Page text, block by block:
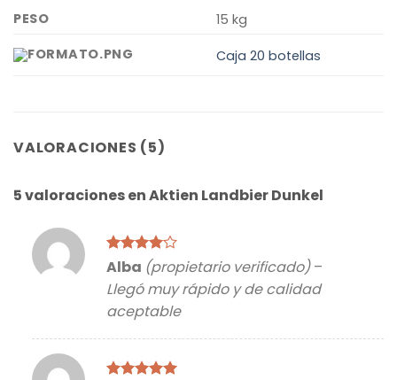
PESO 15 kg
Caja 20 botellas
VALORACIONES (5)
5 valoraciones enAktien Landbier Dunkel
Valorado
de
5
Alba (propietario verificado) –
Llegó muy rápido y de calidad
aceptable